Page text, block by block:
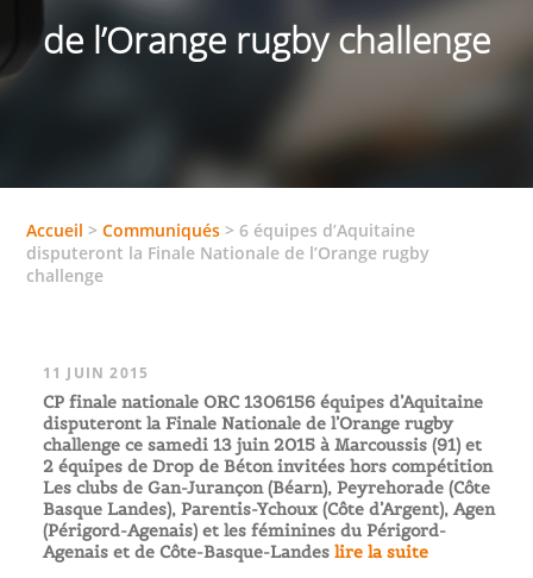
de l’Orange rugby challenge
Accueil >Communiqués >6 équipes d’Aquitaine
disputeront la Finale Nationale de l’Orange rugby
challenge
11 JUIN 2015
CP finale nationale ORC 1306156 équipes d’Aquitaine
disputeront la Finale Nationale de l’Orange rugby
challenge ce samedi 13 juin 2015 à Marcoussis (91) et
2 équipes de Drop de Béton invitées hors compétition
Les clubs de Gan-Jurançon (Béarn), Peyrehorade (Côte
Basque Landes), Parentis-Ychoux (Côte d’Argent), Agen
(Périgord-Agenais) et les féminines du Périgord-
Agenais et de Côte-Basque-Landeslire la suite